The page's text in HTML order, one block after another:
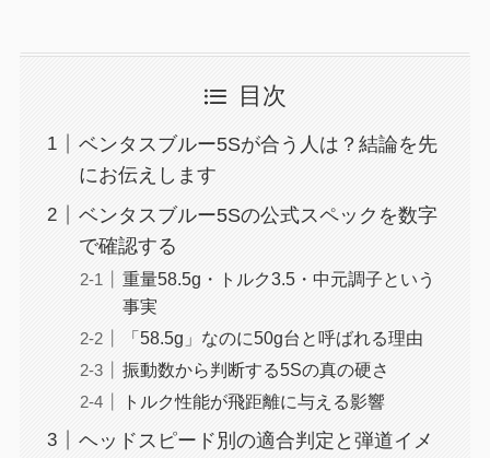
目次
ベンタスブルー5Sが合う人は？結論を先
にお伝えします
ベンタスブルー5Sの公式スペックを数字
で確認する
重量58.5g・トルク3.5・中元調子という
事実
「58.5g」なのに50g台と呼ばれる理由
振動数から判断する5Sの真の硬さ
トルク性能が飛距離に与える影響
ヘッドスピード別の適合判定と弾道イメ